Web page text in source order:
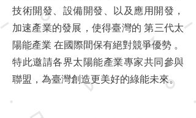
技術開發、設備開發、以及應用開發，
加速產業的發展，使得臺灣的 第三代太
陽能產業 在國際間保有絕對競爭優勢 。
特此邀請各界太陽能產業專家共同參與
聯盟，為臺灣創造更美好的綠能未來。